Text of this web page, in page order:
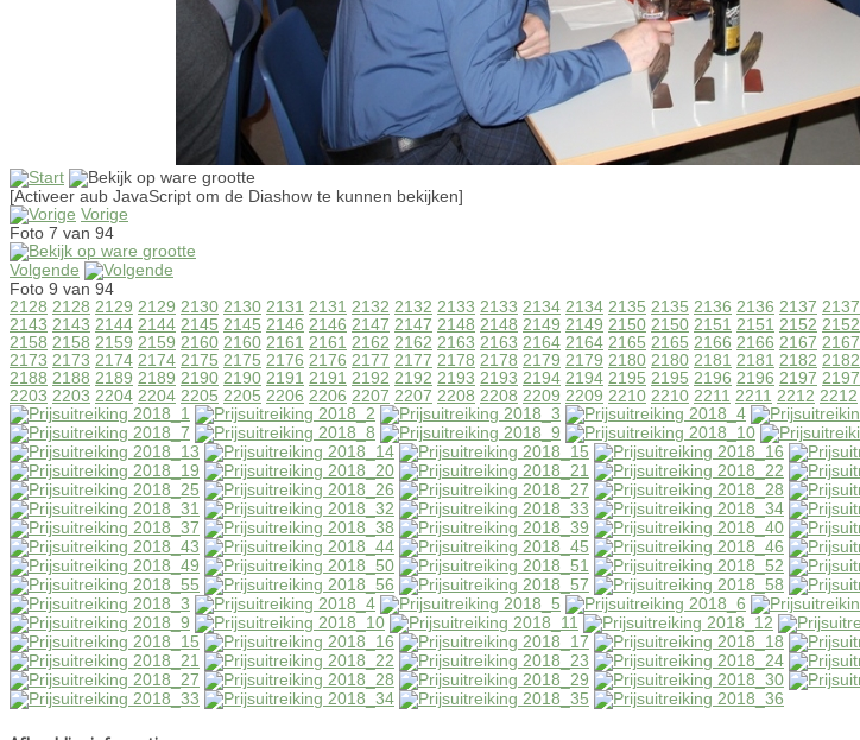
[Activeer aub JavaScript om de Diashow te kunnen bekijken]
Vorige
Foto 7 van 94
Volgende
Foto 9 van 94
2128 2128 2129 2129 2130 2130 2131 2131 2132 2132 2133 2133 2134 2134 2135 2135 2136 2136 2137 2137
2143 2143 2144 2144 2145 2145 2146 2146 2147 2147 2148 2148 2149 2149 2150 2150 2151 2151 2152 2152
2158 2158 2159 2159 2160 2160 2161 2161 2162 2162 2163 2163 2164 2164 2165 2165 2166 2166 2167 2167
2173 2173 2174 2174 2175 2175 2176 2176 2177 2177 2178 2178 2179 2179 2180 2180 2181 2181 2182 2182
2188 2188 2189 2189 2190 2190 2191 2191 2192 2192 2193 2193 2194 2194 2195 2195 2196 2196 2197 2197
2203 2203 2204 2204 2205 2205 2206 2206 2207 2207 2208 2208 2209 2209 2210 2210 2211 2211 2212 2212